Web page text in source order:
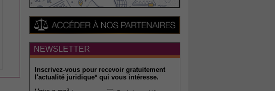
NEWSLETTER
Inscrivez-vous pour recevoir gratuitement
l'actualité juridique* qui vous intéresse.